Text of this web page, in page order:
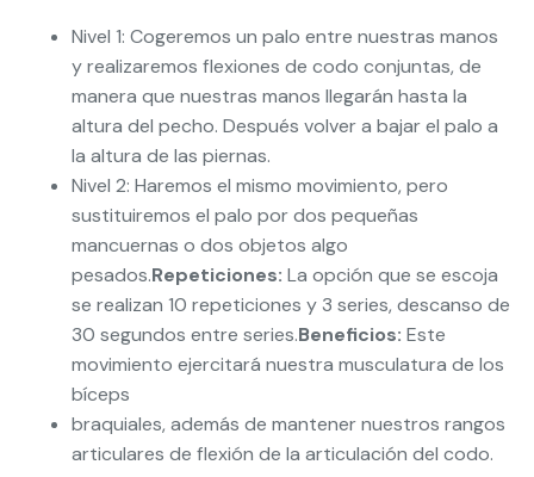
Nivel 1: Cogeremos un palo entre nuestras manos
y realizaremos flexiones de codo conjuntas, de
manera que nuestras manos llegarán hasta la
altura del pecho. Después volver a bajar el palo a
la altura de las piernas.
Nivel 2: Haremos el mismo movimiento, pero
sustituiremos el palo por dos pequeñas
mancuernas o dos objetos algo
pesados.Repeticiones: La opción que se escoja
se realizan 10 repeticiones y 3 series, descanso de
30 segundos entre series.Beneficios: Este
movimiento ejercitará nuestra musculatura de los
bíceps
braquiales, además de mantener nuestros rangos
articulares de flexión de la articulación del codo.